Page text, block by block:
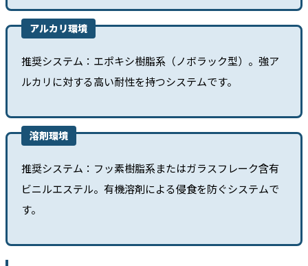
アルカリ環境
推奨システム：エポキシ樹脂系（ノボラック型）。強ア
ルカリに対する高い耐性を持つシステムです。
溶剤環境
推奨システム：フッ素樹脂系またはガラスフレーク含有
ビニルエステル。有機溶剤による侵食を防ぐシステムで
す。